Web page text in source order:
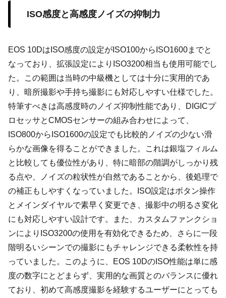
ISO感度と高感度ノイズの抑制力
EOS 10DはISO感度の設定がISO100からISO1600までと
なっており、拡張設定によりISO3200相当も使用可能でし
た。この範囲は当時の中級機としては十分に実用的であ
り、暗所撮影や手持ち撮影にも対応しやすい仕様でした。
特筆すべきは高感度時のノイズ抑制性能であり、DIGICプ
ロセッサとCMOSセンサーの組み合わせによって、
ISO800からISO1600の設定でも比較的ノイズの少ない滑
らかな画像を得ることができました。これは銀塩フィルム
と比較しても優位性があり、特に暗部の階調がしっかり残
る点や、ノイズの粒状性が自然であることから、後処理で
の補正もしやすくなっていました。ISO設定はボタン操作
とメインダイヤルで素早く変更でき、撮影中の明るさ変化
にも対応しやすい設計です。また、カスタムファンクショ
ンによりISO3200の使用を有効化できるため、さらに一段
階明るいシーンでの撮影にもチャレンジできる柔軟性を持
っていました。このように、EOS 10DのISO性能は単に感
度の数字にとどまらず、実用的な画質とのバランスに優れ
ており、初めて高感度撮影を経験するユーザーにとっても